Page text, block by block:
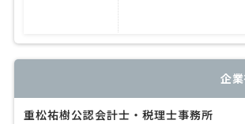
企
重松祐樹公認会計士・税理士事務所